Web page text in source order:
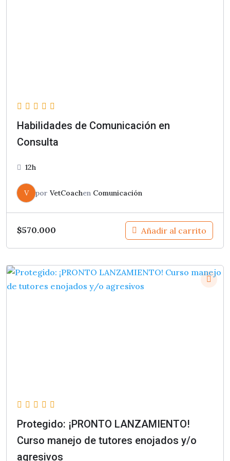
Habilidades de Comunicación en
Consulta
12h
V por VetCoachen Comunicación
$570.000 Añadir al carrito
Protegido: ¡PRONTO LANZAMIENTO!
Curso manejo de tutores enojados y/o
agresivos